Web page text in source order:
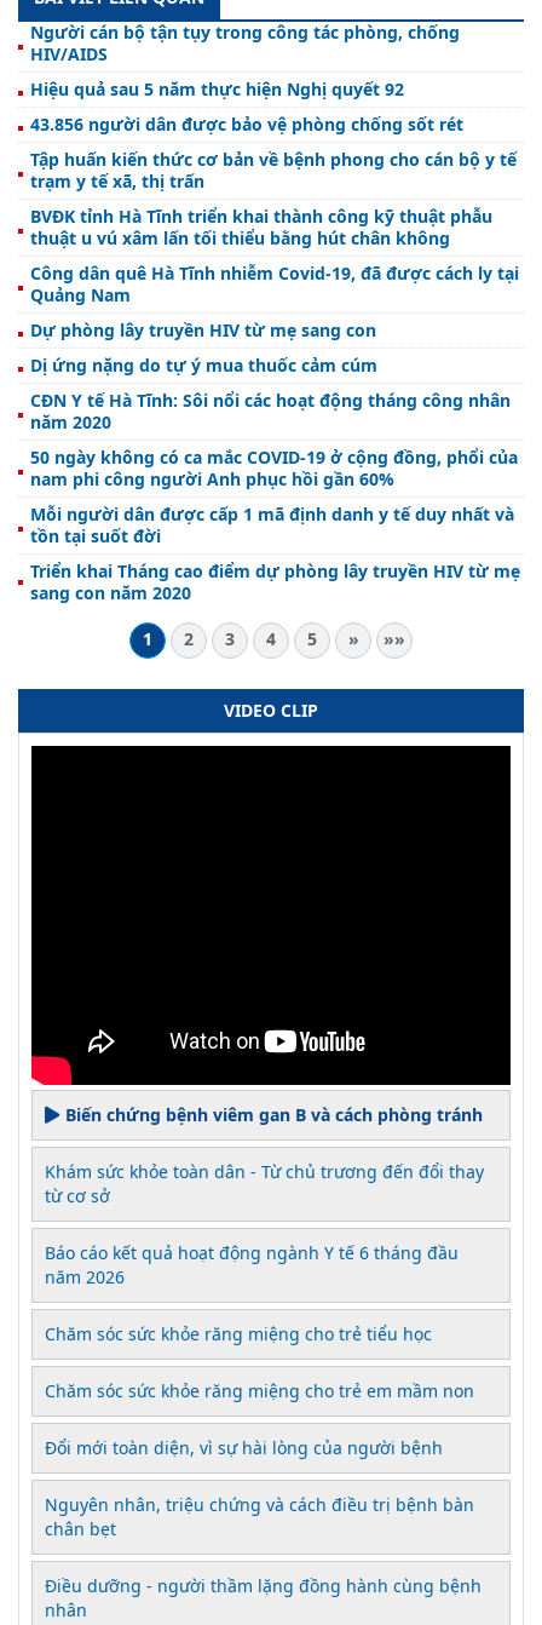
Người cán bộ tận tụy trong công tác phòng, chống
HIV/AIDS
Hiệu quả sau 5 năm thực hiện Nghị quyết 92
43.856 người dân được bảo vệ phòng chống sốt rét
Tập huấn kiến thức cơ bản về bệnh phong cho cán bộ y tế
trạm y tế xã, thị trấn
BVĐK tỉnh Hà Tĩnh triển khai thành công kỹ thuật phẫu
thuật u vú xâm lấn tối thiểu bằng hút chân không
Công dân quê Hà Tĩnh nhiễm Covid-19, đã được cách ly tại
Quảng Nam
Dự phòng lây truyền HIV từ mẹ sang con
Dị ứng nặng do tự ý mua thuốc cảm cúm
CĐN Y tế Hà Tĩnh: Sôi nổi các hoạt động tháng công nhân
năm 2020
50 ngày không có ca mắc COVID-19 ở cộng đồng, phổi của
nam phi công người Anh phục hồi gần 60%
Mỗi người dân được cấp 1 mã định danh y tế duy nhất và
tồn tại suốt đời
Triển khai Tháng cao điểm dự phòng lây truyền HIV từ mẹ
sang con năm 2020
1
2 3 4 5 » »»
VIDEO CLIP
Biến chứng bệnh viêm gan B và cách phòng tránh
Khám sức khỏe toàn dân - Từ chủ trương đến đổi thay
từ cơ sở
Báo cáo kết quả hoạt động ngành Y tế 6 tháng đầu
năm 2026
Chăm sóc sức khỏe răng miệng cho trẻ tiểu học
Chăm sóc sức khỏe răng miệng cho trẻ em mầm non
Đổi mới toàn diện, vì sự hài lòng của người bệnh
Nguyên nhân, triệu chứng và cách điều trị bệnh bàn
chân bẹt
Điều dưỡng - người thầm lặng đồng hành cùng bệnh
nhân